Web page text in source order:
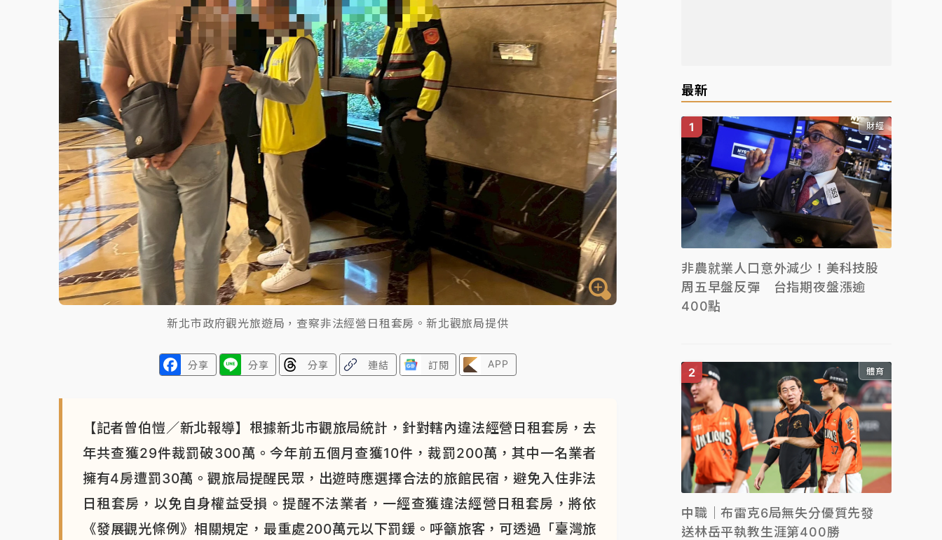
父親節泡湯了！中颱白海豚雨彈轟3天 「紅到發紫」降雨熱區曝
新北市政府觀光旅遊局，查察非法經營日租套房。新北觀旅局提供
分享 分享 分享 連結 訂閱 APP
【記者曾伯愷／新北報導】根據新北市觀旅局統計，針對轄內違法經營日租套房，去
年共查獲29件裁罰破300萬。今年前五個月查獲10件，裁罰200萬，其中一名業者
擁有4房遭罰30萬。觀旅局提醒民眾，出遊時應選擇合法的旅館民宿，避免入住非法
日租套房，以免自身權益受損。提醒不法業者，一經查獲違法經營日租套房，將依
《發展觀光條例》相關規定，最重處200萬元以下罰鍰。呼籲旅客，可透過「臺灣旅
最新
財經
非農就業人口意外減少！美科技股
周五早盤反彈 台指期夜盤漲逾
400點
體育
中職｜布雷克6局無失分優質先發
送林岳平執教生涯第400勝